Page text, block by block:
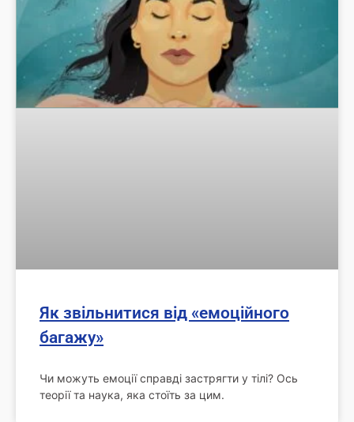
Як звільнитися від «емоційного
багажу»
Чи можуть емоції справді застрягти у тілі? Ось
теорії та наука, яка стоїть за цим.